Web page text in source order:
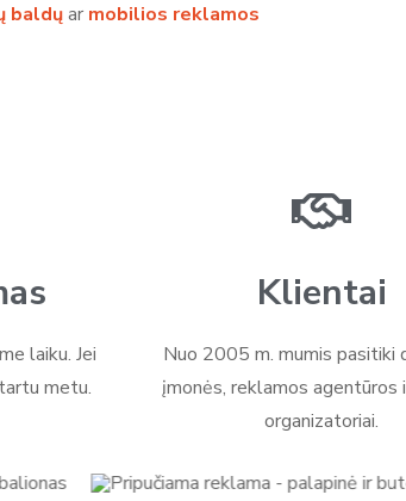
baldųar mobilios reklamos
laiku. Jei
metu.
Klientai
Nuo 2005 m. mumis pasitiki
įmonės, reklamos agentūros
organizatoriai.